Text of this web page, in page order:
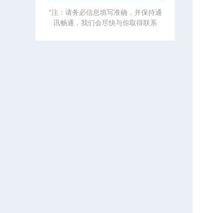
"注：请务必信息填写准确，并保持通
讯畅通，我们会尽快与你取得联系